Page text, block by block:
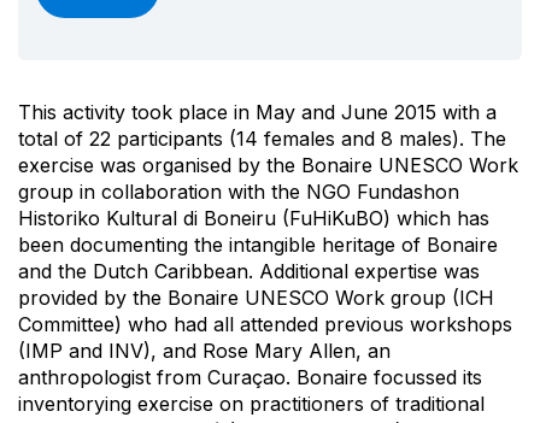
This activity took place in May and June 2015 with a
total of 22 participants (14 females and 8 males). The
exercise was organised by the Bonaire UNESCO Work
group in collaboration with the NGO Fundashon
Historiko Kultural di Boneiru (FuHiKuBO) which has
been documenting the intangible heritage of Bonaire
and the Dutch Caribbean. Additional expertise was
provided by the Bonaire UNESCO Work group (ICH
Committee) who had all attended previous workshops
(IMP and INV), and Rose Mary Allen, an
anthropologist from Curaçao. Bonaire focussed its
inventorying exercise on practitioners of traditional